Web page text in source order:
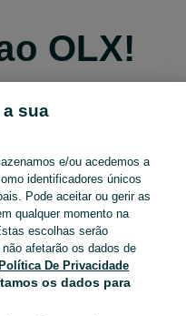
OLX!
o Facebook
o Apple
o Google
sua
e/ou acedemos a
identificadores únicos
Pode aceitar ou gerir as
qualquer momento na
escolhas serão
afetarão os dados de
De Privacidade
os dados para